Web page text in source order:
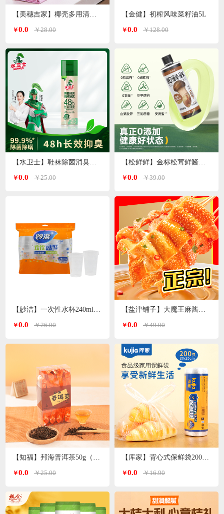
￥0.0 ￥28.00
￥0.0 ￥25.00
【妙洁】一次性水杯240ml 120只装
￥0.0 ￥26.00
【知福】邦海普洱茶50g（加送20g）
￥0.0 ￥25.00
【金健】初榨风味菜籽油5L
￥0.0 ￥128.00
￥0.0 ￥39.00
【盐津铺子】大魔王麻酱素毛肚200g*3袋（香辣麻酱味）
￥0.0 ￥49.00
【库家】背心式保鲜袋200只 30*35cmKJ-1362
￥0.0 ￥16.90